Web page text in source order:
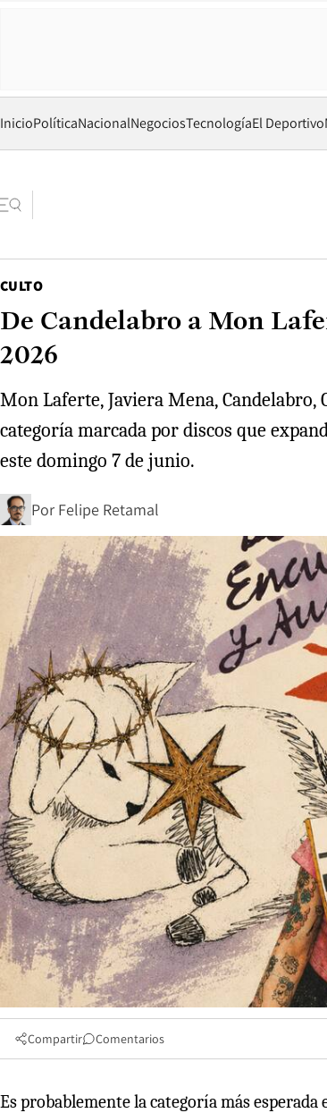
InicioPolíticaNacionalNegociosTecnologíaEl Deportivo
CULTO
De Candelabro a Mon
2026
Mon Laferte, Javiera Mena,
categoría marcada por discos que
este domingo 7 de junio.
Por Felipe Retamal
Compartir Comentarios
Es probablemente la categoría más esperada